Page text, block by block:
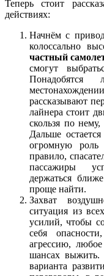
Теперь стоит
действиях:
Начнём с
колоссально
частный
смогут
рассказывают
лайнера стоит
скользя по
Дальше
огромную роль
правило,
пассажиры
держаться
проще найти.
Захват
ситуация из
усилий, чтобы
себя
агрессию, любое
шансах выжить.
варианта